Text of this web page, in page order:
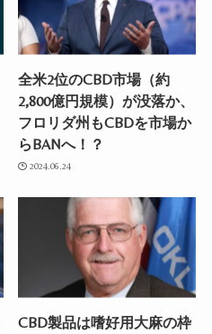
全米2位のCBD市場（約
2,800億円規模）が没落か、
フロリダ州もCBDを市場か
らBANへ！？
2024.06.24
CBD製品は嗜好用大麻の枠